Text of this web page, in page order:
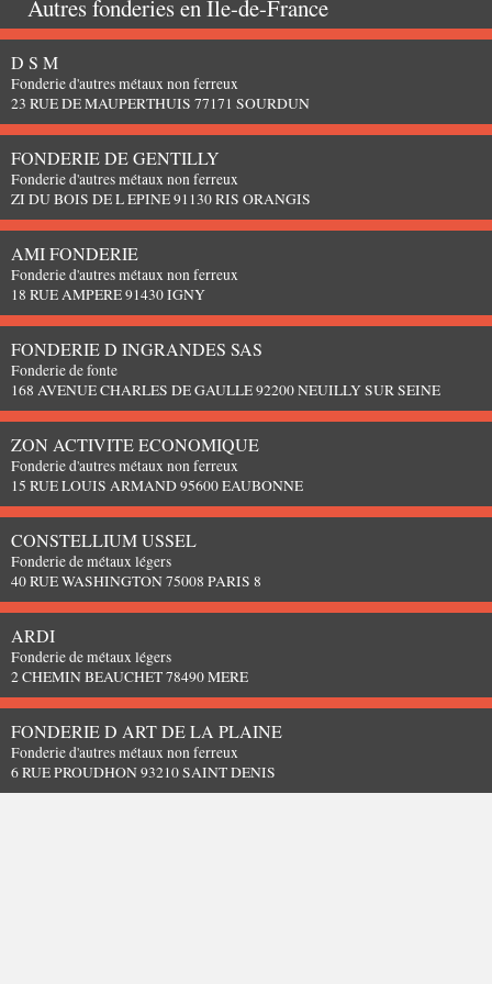
Autres fonderies enÎle-de-France
D S M
Fonderie d'autres métaux non ferreux
23 RUE DE MAUPERTHUIS 77171 SOURDUN
FONDERIE DE GENTILLY
Fonderie d'autres métaux non ferreux
ZI DU BOIS DE L EPINE 91130 RIS ORANGIS
AMI FONDERIE
Fonderie d'autres métaux non ferreux
18 RUE AMPERE 91430 IGNY
FONDERIE D INGRANDES SAS
Fonderie de fonte
168 AVENUE CHARLES DE GAULLE 92200 NEUILLY SUR SEINE
ZON ACTIVITE ECONOMIQUE
Fonderie d'autres métaux non ferreux
15 RUE LOUIS ARMAND 95600 EAUBONNE
CONSTELLIUM USSEL
Fonderie de métaux légers
40 RUE WASHINGTON 75008 PARIS 8
ARDI
Fonderie de métaux légers
2 CHEMIN BEAUCHET 78490 MERE
FONDERIE D ART DE LA PLAINE
Fonderie d'autres métaux non ferreux
6 RUE PROUDHON 93210 SAINT DENIS